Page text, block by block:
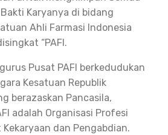
Karyanya di bidang
Ahli Farmasi Indonesia
“PAFI.
Pusat PAFI berkedudukan
Kesatuan Republik
berazaskan Pancasila,
adalah Organisasi Profesi
dan Pengabdian.